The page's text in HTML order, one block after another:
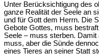
Unter Berücksichtigung des
ganze Realität der Seele an
und für Gott dem Herrn. Die
Gebote Gottes, muss
Seele – muss sterben.
muss, aber die Sünde
eines Tieres an seiner Statt